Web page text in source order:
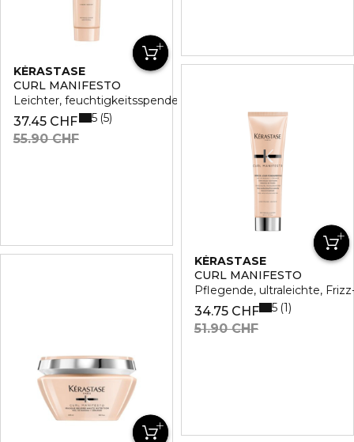
KÉRASTASE
CURL MANIFESTO
Leichter, feuchtigkeitsspendender Conditionerhampoo
37.45 CHF
55.90 CHF
5 5
KÉRASTASE
CURL MANIFESTO
Pflegende, ultraleichte,
34.75 CHF
51.90 CHF
5 1